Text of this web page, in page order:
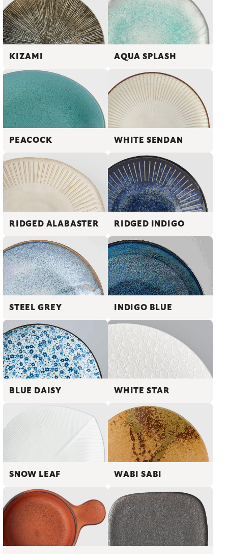
KIZAMI AQUA SPLASH
PEACOCK WHITE SENDAN
RIDGED ALABASTER RIDGED INDIGO
STEEL GREY INDIGO BLUE
BLUE DAISY WHITE STAR
SNOW LEAF WABI SABI